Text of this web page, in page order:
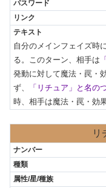
自分のメインフェイズ時
る。このターン、相手は
発動に対して魔法・罠・
ず、
「リチュア」と名の
時、相手は魔法・罠・効
リ